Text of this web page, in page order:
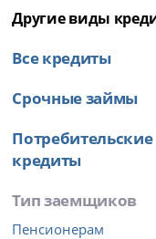
Другие виды
Все кредиты
Срочные займы
Потребительские
кредиты
Тип заемщиков
Пенсионерам